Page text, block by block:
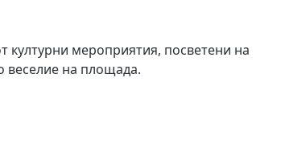
културни мероприятия, посветени на
веселие на площада.